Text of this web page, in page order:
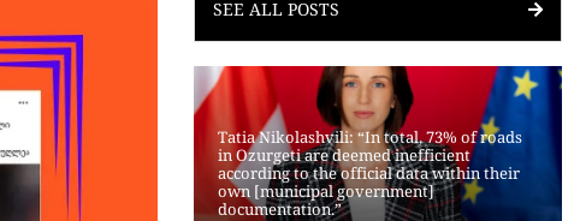
SEE ALL POSTS
Tatia Nikolashvili: “In total, 73% of roads
in Ozurgeti are deemed inefficient
according to the official data within their
own [municipal government]
documentation.”